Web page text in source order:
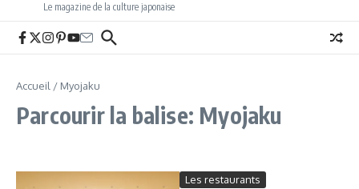
Le magazine de la culture japonaise
Accueil / Myojaku
Parcourir la balise: Myojaku
Les restaurants